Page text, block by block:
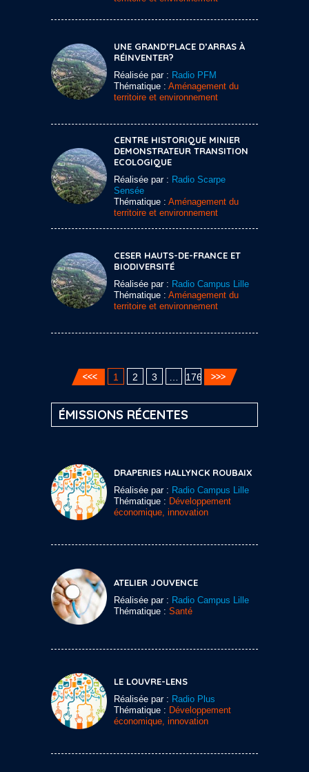
UNE GRAND’PLACE D’ARRAS À
RÉINVENTER?
Réalisée par : Radio PFM
Thématique : Aménagement du
territoire et environnement
CENTRE HISTORIQUE MINIER
DEMONSTRATEUR TRANSITION
ECOLOGIQUE
Réalisée par : Radio Scarpe
Sensée
Thématique : Aménagement du
territoire et environnement
CESER HAUTS-DE-FRANCE ET
BIODIVERSITÉ
Réalisée par : Radio Campus Lille
Thématique : Aménagement du
territoire et environnement
1 2 3 176
ÉMISSIONS RÉCENTES
DRAPERIES HALLYNCK ROUBAIX
Réalisée par : Radio Campus Lille
Thématique : Développement
économique, innovation
ATELIER JOUVENCE
Réalisée par : Radio Campus Lille
Thématique : Santé
LE LOUVRE-LENS
Réalisée par : Radio Plus
Thématique : Développement
économique, innovation